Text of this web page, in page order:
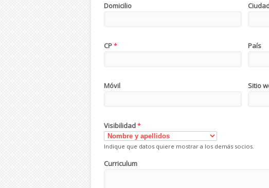
Domicilio
CP* País
Móvil Sitio
Visibilidad*
Indique que datos quiere mostrar a los demás socios.
Curriculum